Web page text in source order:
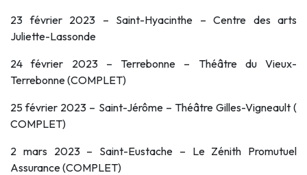
23 février 2023 – Saint-Hyacinthe – Centre des arts
Juliette-Lassonde
24 février 2023 – Terrebonne – Théâtre du Vieux-
Terrebonne (COMPLET)
25 février 2023 – Saint-Jérôme – Théâtre Gilles-Vigneault (
COMPLET)
2 mars 2023 – Saint-Eustache – Le Zénith Promutuel
Assurance (COMPLET)